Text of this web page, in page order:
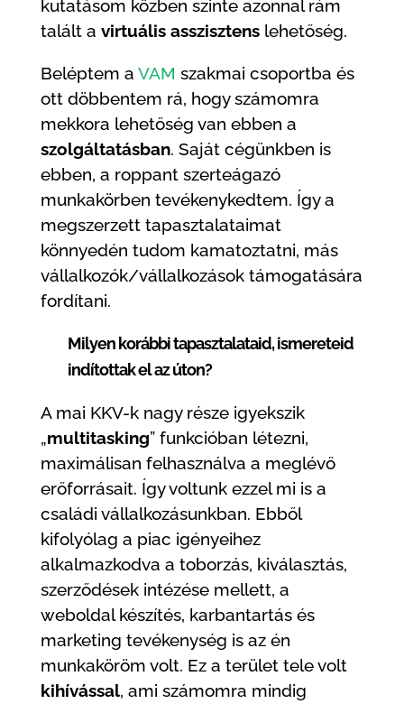
kutatásom közben szinte azonnal rám
talált a virtuális asszisztenslehetőség.
Beléptem a VAM szakmai csoportba és
ott döbbentem rá, hogy számomra
mekkora lehetőség van ebben a
szolgáltatásban. Saját cégünkben is
ebben, a roppant szerteágazó
munkakörben tevékenykedtem. Így a
megszerzett tapasztalataimat
könnyedén tudom kamatoztatni, más
vállalkozók/vállalkozások támogatására
fordítani.
Milyen korábbi tapasztalataid, ismereteid
indítottak el az úton?
A mai KKV-k nagy része igyekszik
„multitasking” funkcióban létezni,
maximálisan felhasználva a meglévő
erőforrásait. Így voltunk ezzel mi is a
családi vállalkozásunkban. Ebből
kifolyólag a piac igényeihez
alkalmazkodva a toborzás, kiválasztás,
szerződések intézése mellett, a
weboldal készítés, karbantartás és
marketing tevékenység is az én
munkaköröm volt. Ez a terület tele volt
kihívással, ami számomra mindig